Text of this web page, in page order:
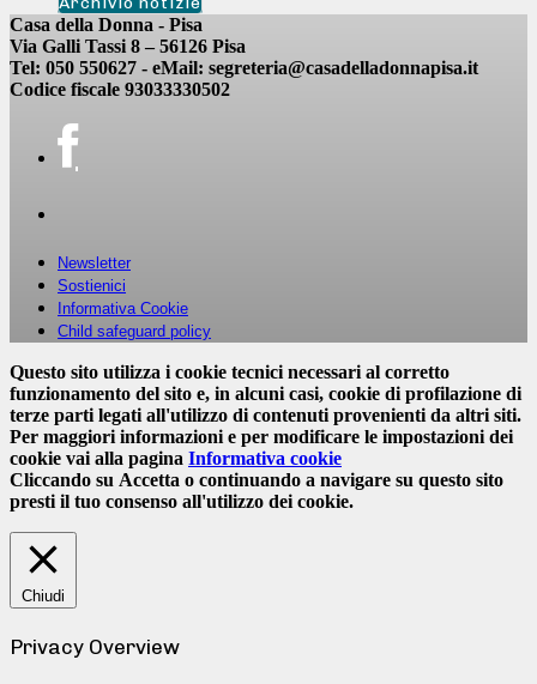
Casa della Donna - Pisa
Via Galli Tassi 8 – 56126 Pisa
Tel: 050 550627 - eMail: segreteria@casadelladonnapisa.it
Codice fiscale 93033330502
Newsletter
Sostienici
Informativa Cookie
Child safeguard policy
Questo sito utilizza i cookie tecnici necessari al corretto
funzionamento del sito e, in alcuni casi, cookie di profilazione di
terze parti legati all'utilizzo di contenuti provenienti da altri siti.
Per maggiori informazioni e per modificare le impostazioni dei
cookie vai alla pagina Informativa cookie
Cliccando su Accetta o continuando a navigare su questo sito
presti il tuo consenso all'utilizzo dei cookie.
Chiudi
Privacy Overview